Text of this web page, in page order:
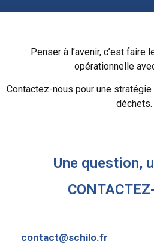
Penser à l’avenir, c’est faire
opérationnelle
Contactez-nous pour une
déchets.
Une question,
contact@schilo.fr